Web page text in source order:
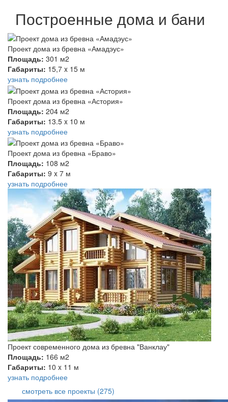
Построенные дома и бани
Проект дома из бревна «Амадэус»
Площадь: 301 м2
Габариты: 15,7 x 15 м
узнать подробнее
Проект дома из бревна «Астория»
Площадь: 204 м2
Габариты: 13.5 x 10 м
узнать подробнее
Проект дома из бревна «Браво»
Площадь: 108 м2
Габариты: 9 x 7 м
узнать подробнее
Проект современного дома из бревна "Ванклау"
Площадь: 166 м2
Габариты: 10 x 11 м
узнать подробнее
смотреть все проекты (275)